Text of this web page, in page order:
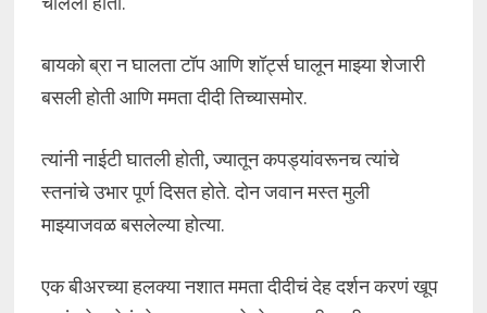
बायको ब्रा न घालता टॉप आणि शॉर्ट्स घालून माझ्या शेजारी
बसली होती आणि ममता दीदी तिच्यासमोर.
त्यांनी नाईटी घातली होती, ज्यातून कपड्यांवरूनच त्यांचे
स्तनांचे उभार पूर्ण दिसत होते. दोन जवान मस्त मुली
माझ्याजवळ बसलेल्या होत्या.
एक बीअरच्या हलक्या नशात ममता दीदीचं देह दर्शन करणं खूप